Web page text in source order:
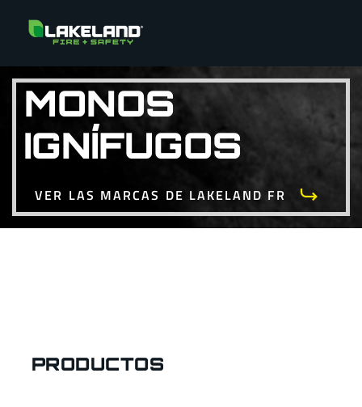
MONOS
IGNÍFUGOS
VER LAS MARCAS DE LAKELAND FR
PRODUCTOS